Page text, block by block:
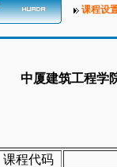
课程设
中厦建筑工程学
课程代码